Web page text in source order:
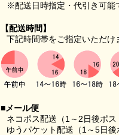
※配送日時指定・代引き可能
【配送時間】
下記時間帯をご指定いただけ
■メール便
ネコポス配送（1～2日後ポ
ゆうパケット配送（1～5日